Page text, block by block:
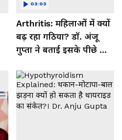
Arthritis: महिलाओं में क्यों
बढ़ रहा गठिया? डॉ. अंजू
गुप्ता ने बताई इसके पीछे की
03:03